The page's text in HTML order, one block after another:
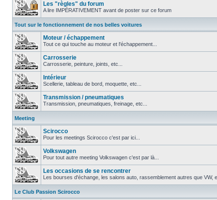
Les "règles" du forum
A lire IMPÉRATIVEMENT avant de poster sur ce forum
Tout sur le fonctionnement de nos belles voitures
Moteur / échappement
Tout ce qui touche au moteur et l'échappement...
Carrosserie
Carrosserie, peinture, joints, etc...
Intérieur
Scellerie, tableau de bord, moquette, etc...
Transmission / pneumatiques
Transmission, pneumatiques, freinage, etc...
Meeting
Scirocco
Pour les meetings Scirocco c'est par ici...
Volkswagen
Pour tout autre meeting Volkswagen c'est par là...
Les occasions de se rencontrer
Les bourses d'échange, les salons auto, rassemblement autres que VW,
Le Club Passion Scirocco